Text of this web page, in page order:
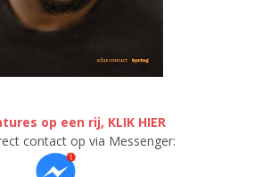
op een rij, KLIK HIER
contact op via Messenger: